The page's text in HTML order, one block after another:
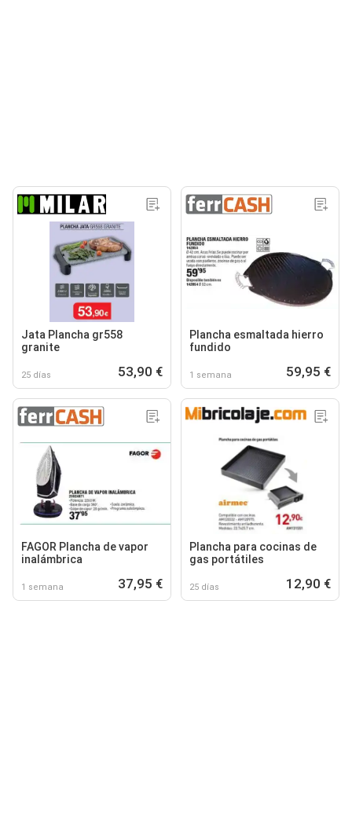
Jata Plancha gr558
granite
25 días 53,90 €
Plancha esmaltada hierro
fundido
1 semana 59,95 €
FAGOR Plancha de vapor
inalámbrica
1 semana 37,95 €
Plancha para cocinas de
gas portátiles
25 días 12,90 €